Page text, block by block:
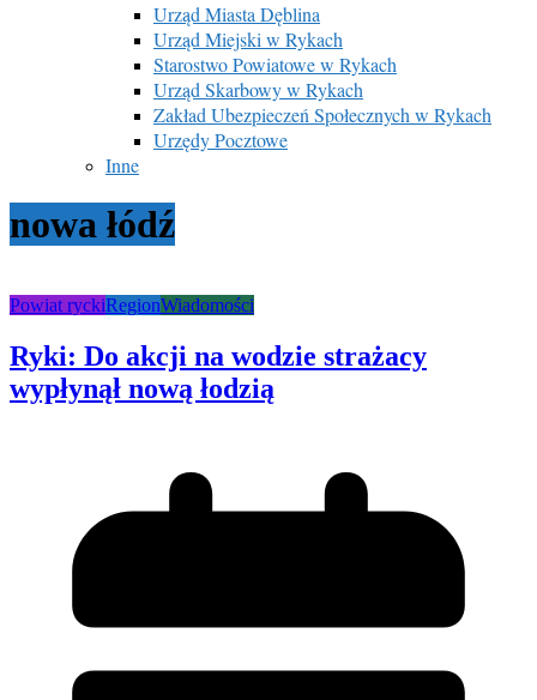
Urząd Miasta Dęblina
Urząd Miejski w Rykach
Starostwo Powiatowe w Rykach
Urząd Skarbowy w Rykach
Zakład Ubezpieczeń Społecznych w Rykach
Urzędy Pocztowe
Inne
nowa łódź
Powiat ryckiRegionWiadomości
Ryki: Do akcji na wodzie strażacy
wypłynął nową łodzią